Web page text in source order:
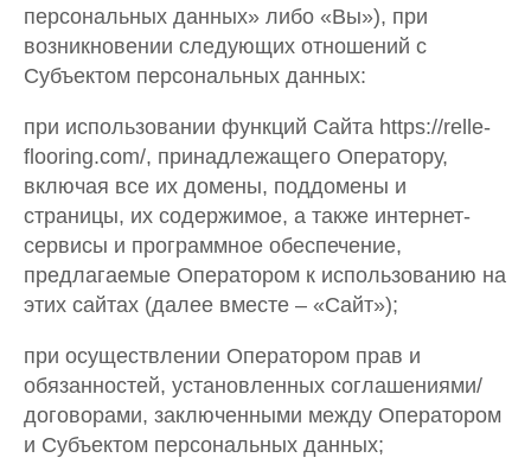
персональных данных» либо «Вы»), при
возникновении следующих отношений с
Субъектом персональных данных:
при использовании функций Сайта https://relle-
flooring.com/, принадлежащего Оператору,
включая все их домены, поддомены и
страницы, их содержимое, а также интернет-
сервисы и программное обеспечение,
предлагаемые Оператором к использованию на
этих сайтах (далее вместе – «Сайт»);
при осуществлении Оператором прав и
обязанностей, установленных соглашениями/
договорами, заключенными между Оператором
и Субъектом персональных данных;